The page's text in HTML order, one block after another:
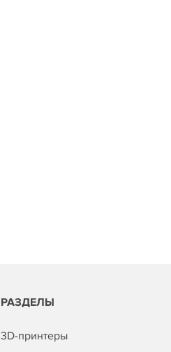
РАЗДЕЛЫ
3D-принтеры